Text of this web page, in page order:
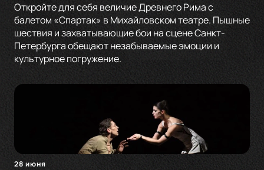
Откройте для себя величие Древнего Рима с
балетом «Спартак» в Михайловском театре. Пышные
шествия и захватывающие бои на сцене Санкт-
Петербурга обещают незабываемые эмоции и
культурное погружение.
28 июня